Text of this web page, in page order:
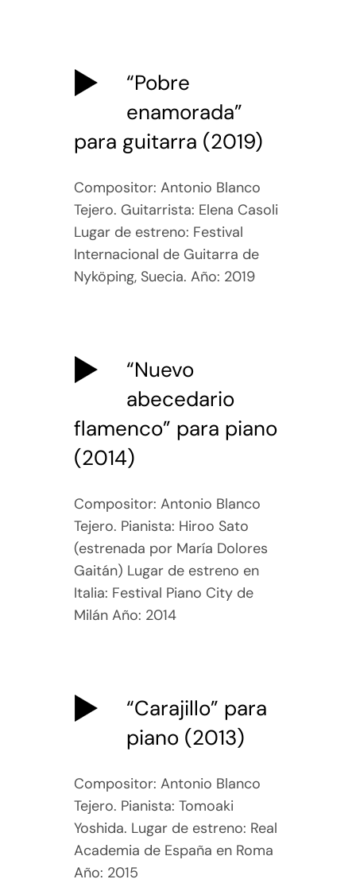
“Pobre
enamorada”
para guitarra (2019)
Compositor: Antonio Blanco
Tejero. Guitarrista: Elena Casoli
Lugar de estreno: Festival
Internacional de Guitarra de
Nyköping, Suecia. Año: 2019
“Nuevo
abecedario
flamenco” para piano
(2014)
Compositor: Antonio Blanco
Tejero. Pianista: Hiroo Sato
(estrenada por María Dolores
Gaitán) Lugar de estreno en
Italia: Festival Piano City de
Milán Año: 2014
“Carajillo” para
piano (2013)
Compositor: Antonio Blanco
Tejero. Pianista: Tomoaki
Yoshida. Lugar de estreno: Real
Academia de España en Roma
Año: 2015